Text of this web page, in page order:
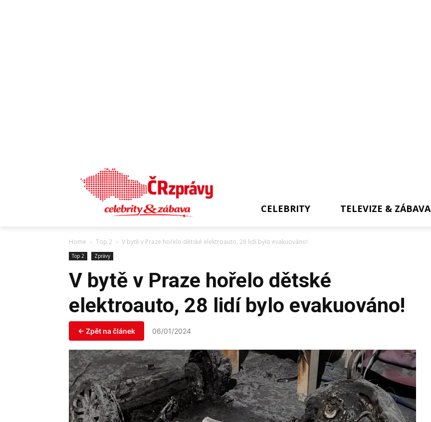
CELEBRITY TELEVIZE & ZÁBAVA
Home Top 2 V bytě v Praze hořelo dětské elektroauto, 28 lidí bylo evakuováno!
Top 2 Zprávy
V bytě v Praze hořelo dětské
elektroauto, 28 lidí bylo evakuováno!
← Zpět na článek 06/01/2024